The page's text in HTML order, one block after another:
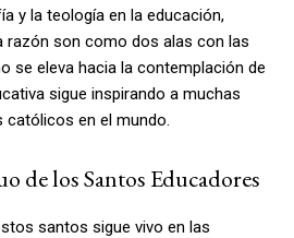
y la teología en la educación,
razón son como dos alas con las
se eleva hacia la contemplación de
sigue inspirando a muchas
en el mundo.
de los Santos Educadores
santos sigue vivo en las